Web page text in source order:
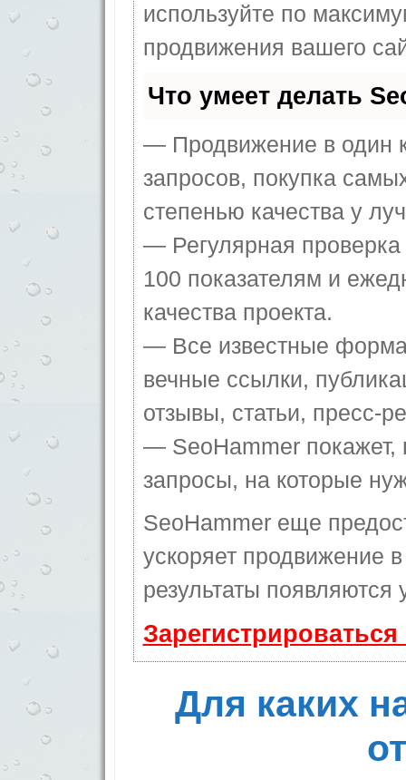
используйте по
продвижения вашего
Что умеет делать
— Продвижение в один
запросов, покупка
степенью качества у
— Регулярная
100 показателям и
качества проекта.
— Все известные
вечные ссылки,
отзывы, статьи, пресс-
— SeoHammer покажет,
запросы, на которые
SeoHammer еще
ускоряет продвижение
результаты
Для каких